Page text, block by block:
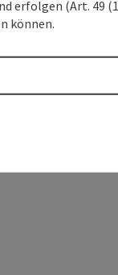
(Art. 49
können.